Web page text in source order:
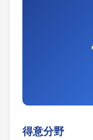
得意分野